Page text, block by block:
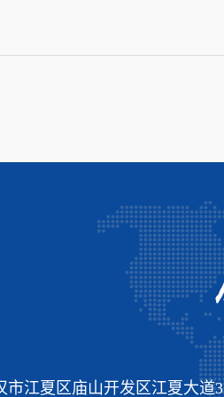
市江夏区庙山开发区江夏大道